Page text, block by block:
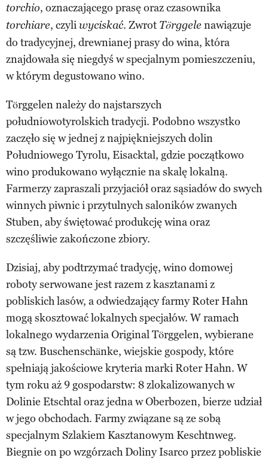
torchio, oznaczającego prasę oraz czasownika
torchiare, czyliwyciskać. Zwrot Törggele nawiązuje
do tradycyjnej, drewnianej prasy do wina, która
znajdowała się niegdyś w specjalnym pomieszczeniu,
w którym degustowano wino.
Törggelen należy do najstarszych
południowotyrolskich tradycji. Podobno wszystko
zaczęło się w jednej z najpiękniejszych dolin
Południowego Tyrolu, Eisacktal, gdzie początkowo
wino produkowano wyłącznie na skalę lokalną.
Farmerzy zapraszali przyjaciół oraz sąsiadów do swych
winnych piwnic i przytulnych saloników zwanych
Stuben, aby świętować produkcję wina oraz
szczęśliwie zakończone zbiory.
Dzisiaj, aby podtrzymać tradycję, wino domowej
roboty serwowane jest razem z kasztanami z
pobliskich lasów, a odwiedzający farmy Roter Hahn
mogą skosztować lokalnych specjałów. W ramach
lokalnego wydarzenia Original Törggelen, wybierane
są tzw. Buschenschänke, wiejskie gospody, które
spełniają jakościowe kryteria marki Roter Hahn. W
tym roku aż 9 gospodarstw: 8 zlokalizowanych w
Dolinie Etschtal oraz jedna w Oberbozen, bierze udział
w jego obchodach. Farmy związane są ze sobą
specjalnym Szlakiem Kasztanowym Keschtnweg.
Biegnie on po wzgórzach Doliny Isarco przez pobliskie